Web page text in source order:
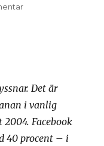
till
Det är
i vanlig
Facebook
40 procent – i